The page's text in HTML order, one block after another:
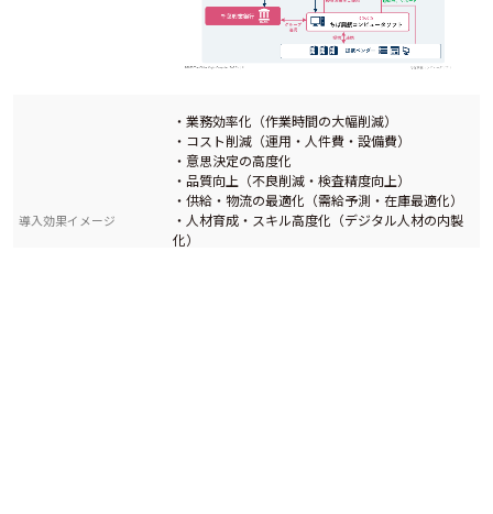
導入効果イメージ
・業務効率化（作業時間の大幅削減）
・コスト削減（運用・人件費・設備費）
・意思決定の高度化
・品質向上（不良削減・検査精度向上）
・供給・物流の最適化（需給予測・在庫最適化）
・人材育成・スキル高度化（デジタル人材の内製
化）